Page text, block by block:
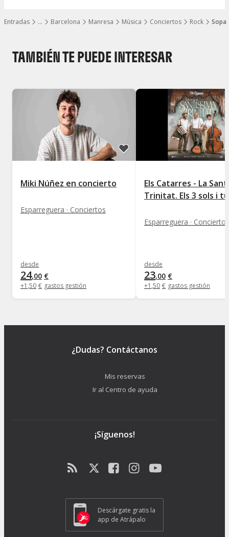
…
Mostrar todos los niveles
Entradas Barcelona Manresa Música Conciertos Rock Sopa
TAMBIÉN TE PUEDE INTERESAR
Miki Núñez en concierto
Esparreguera · Conciertos
desde
24,00 €
+1 ,50 € gastos gestión
Els Catarres - La
Trinitat. Els 3 sols i tu
Esparreguera · Conciertos
desde
23,00 €
+1 ,50 € gastos gestión
¿Dudas? Contáctanos
Mis reservas
Ir al Centro de ayuda
¡Síguenos!
Descárgate gratis la
app de Atrápalo